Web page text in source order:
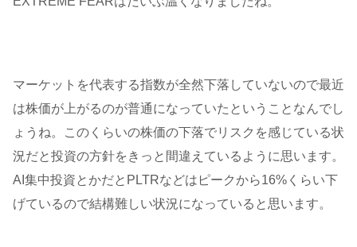
マーケットを代表する指数が全然下落していないので最近
は株価が上がるのが普通になっていたということなんでし
ょうね。このくらいの株価の下落でリスクを感じている状
況だと投資の方針をきっと間違えているように思います。
AI集中投資とかだとPLTRなどはピークから16%くらい下
げているので結構難しい状況になっていると思います。